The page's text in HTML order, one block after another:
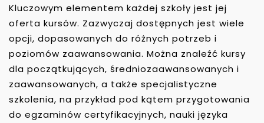
Kluczowym elementem każdej szkoły jest jej
oferta kursów. Zazwyczaj dostępnych jest wiele
opcji, dopasowanych do różnych potrzeb i
poziomów zaawansowania. Można znaleźć kursy
dla początkujących, średniozaawansowanych i
zaawansowanych, a także specjalistyczne
szkolenia, na przykład pod kątem przygotowania
do egzaminów certyfikacyjnych, nauki języka